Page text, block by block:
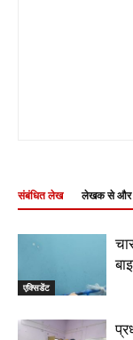
संबंधित लेख लेखक से और
एक्सिडेंट